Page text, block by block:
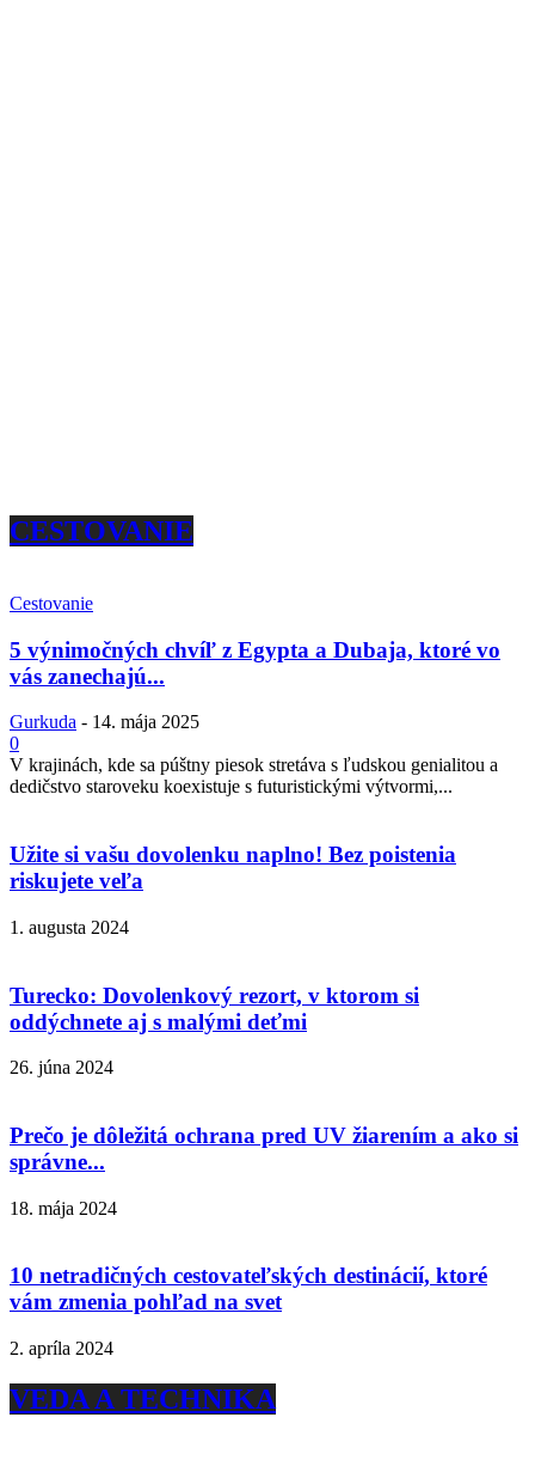
CESTOVANIE
Cestovanie
5 výnimočných chvíľ z Egypta a Dubaja, ktoré vo
vás zanechajú...
Gurkuda - 14. mája 2025
0
V krajinách, kde sa púštny piesok stretáva s ľudskou genialitou a
dedičstvo staroveku koexistuje s futuristickými výtvormi,...
Užite si vašu dovolenku naplno! Bez poistenia
riskujete veľa
1. augusta 2024
Turecko: Dovolenkový rezort, v ktorom si
oddýchnete aj s malými deťmi
26. júna 2024
Prečo je dôležitá ochrana pred UV žiarením a ako si
správne...
18. mája 2024
10 netradičných cestovateľských destinácií, ktoré
vám zmenia pohľad na svet
2. apríla 2024
VEDA A TECHNIKA